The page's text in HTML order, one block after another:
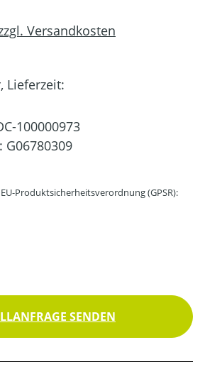
Versandkosten
Lieferzeit:
100000973
G06780309
Produktsicherheitsverordnung (GPSR):
SENDEN